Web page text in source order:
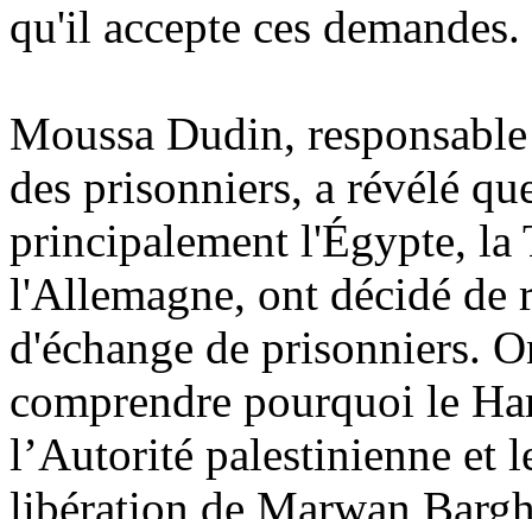
qu'il accepte ces demandes.
Moussa Dudin,
des prisonniers, a révélé
principalement l'Égypte, la
l'Allemagne, ont décidé de
d'échange de prisonniers.
comprendre pourquoi le
l’Autorité palestinienne et
libération de Marwan